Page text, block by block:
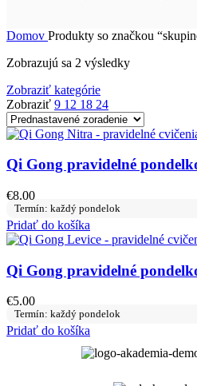
Domov Produkty so značkou
Zobrazujú sa 2 výsledky
Zobraziť kategórie
Zobraziť 9 12 18 24
Qi Gong pravidelné
€8.00
Termín: každý pondelok
Pridať do košíka
Qi Gong pravidelné
€5.00
Termín: každý pondelok
Pridať do košíka